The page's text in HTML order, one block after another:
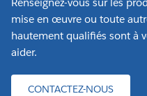
mise en œuvre ou toute
hautement qualifiés sont à
aider.
CONTACTEZ-NOUS